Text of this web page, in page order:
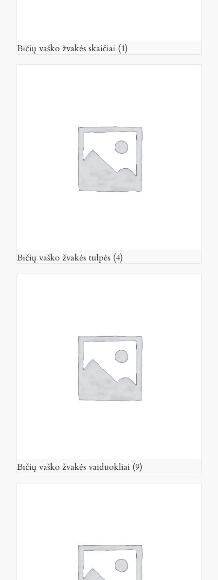
Bičių vaško žvakės skaičiai (1)
Bičių vaško žvakės tulpės (4)
Bičių vaško žvakės vaiduokliai (9)